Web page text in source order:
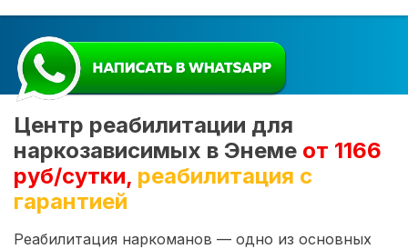
Центр реабилитации для
наркозависимых в Энеме от 1166
руб/сутки, реабилитация с
гарантией
Реабилитация наркоманов — одно из основных